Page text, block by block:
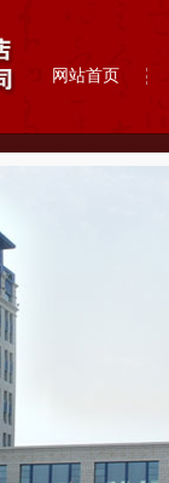
网站首页